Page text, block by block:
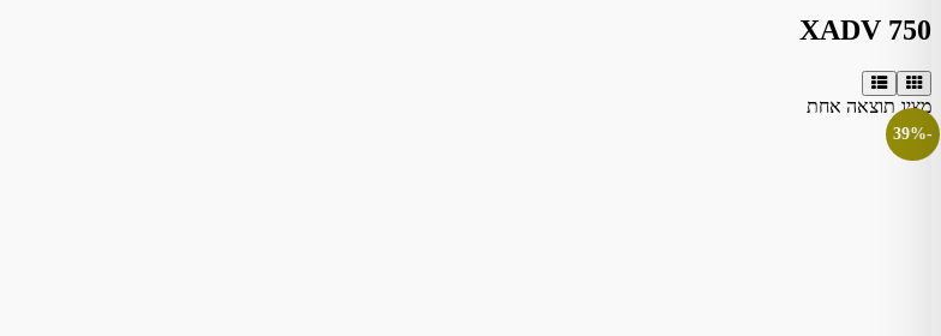
XADV 750
מציג תוצאה אחת
-39%